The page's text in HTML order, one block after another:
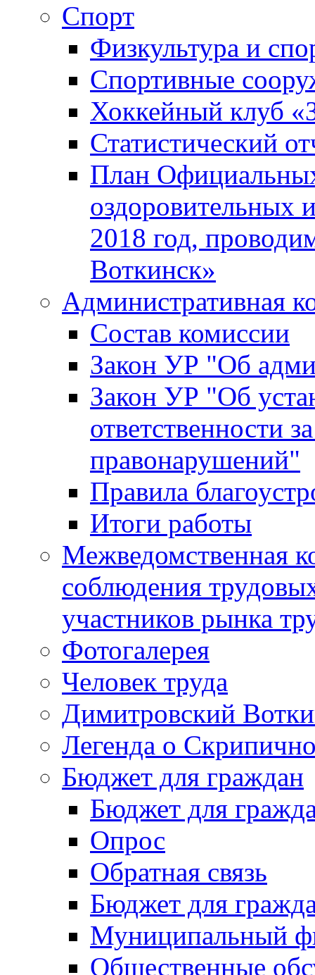
Спорт
Физкультура и
Спортивные
Хоккейный клуб
Статистический
План
оздоровительных
2018 год,
Воткинск»
Административная
Состав комиссии
Закон УР "Об
Закон УР "Об
ответственности
правонарушений"
Правила
Итоги работы
Межведомственная
соблюдения
участников рынка
Фотогалерея
Человек труда
Димитровский
Легенда о
Бюджет для граждан
Бюджет для
Опрос
Обратная связь
Бюджет для
Муниципальный
Общественные